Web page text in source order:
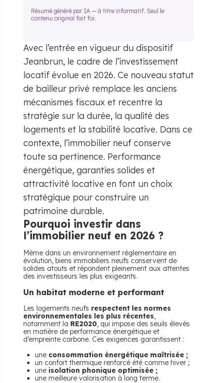
Résumé généré par IA — à titre informatif. Seul le
contenu original fait foi.
Avec l’entrée en vigueur du dispositif
Jeanbrun, le cadre de l’investissement
locatif évolue en 2026. Ce nouveau statut
de bailleur privé remplace les anciens
mécanismes fiscaux et recentre la
stratégie sur la durée, la qualité des
logements et la stabilité locative. Dans ce
contexte, l’immobilier neuf conserve
toute sa pertinence. Performance
énergétique, garanties solides et
attractivité locative en font un choix
stratégique pour construire un
patrimoine durable.
Pourquoi investir dans
l’immobilier neuf en 2026 ?
Même dans un environnement réglementaire en
évolution, biens immobiliers neufs conservent de
solides atouts et répondent pleinement aux attentes
des investisseurs les plus exigeants.
Un habitat moderne et performant
Les logements neufs respectent les normes
environnementales les plus récentes,
notamment la RE2020, qui impose des seuils élevés
en matière de performance énergétique et
d’empreinte carbone. Ces exigences garantissent :
une consommation énergétique maîtrisée ;
un confort thermique renforcé été comme hiver ;
une isolation phonique optimisée ;
une meilleure valorisation à long terme.